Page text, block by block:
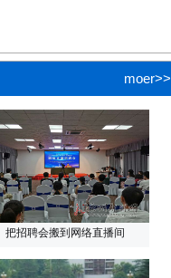
moer>>
把招聘会搬到网络直播间